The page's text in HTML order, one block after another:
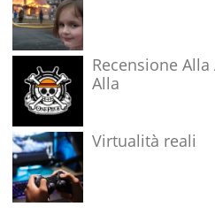
Recensione
Alla
Virtualità reali